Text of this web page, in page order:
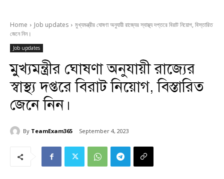
Home Job updates
মুখ্যমন্ত্রীর ঘোষণা অনুযায়ী রাজ্যের স্বাস্থ্য দপ্তরে বিরাট নিয়োগ, বিস্তারিত
জেনে নিন।
Job updates
মুখ্যমন্ত্রীর ঘোষণা অনুযায়ী রাজ্যের
স্বাস্থ্য দপ্তরে বিরাট নিয়োগ, বিস্তারিত
জেনে নিন।
By TeamExam365 September 4, 2023